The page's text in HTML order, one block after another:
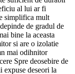
al lui ar fi
simplifica mult
de gradul de
bine la aceasta
si are o izolatie
mai odihnitor
Spre deosebire de
deseori la